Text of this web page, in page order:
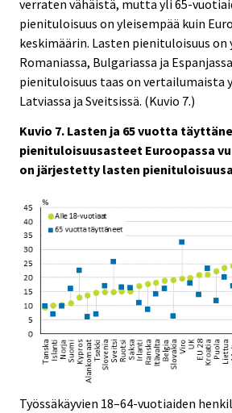
verraten vähäistä, mutta yli 65-
pienituloisuus on yleisempää kuin
keskimäärin. Lasten pienituloisuus on
Romaniassa, Bulgariassa ja
pienituloisuus taas on vertailumaista
Latviassa ja Sveitsissä. (Kuvio 7.)
Kuvio 7. Lasten ja 65 vuotta
pienituloisuusasteet Euroopassa
on järjestetty lasten
Työssäkäyvien 18–64-vuotiaiden